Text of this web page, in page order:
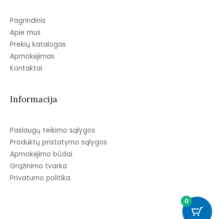
Pagrindinis
Apie mus
Prekių katalogas
Apmokėjimas
Kontaktai
Informacija
Paslaugų teikimo sąlygos
Produktų pristatymo sąlygos
Apmokėjimo būdai
Grąžinimo tvarka
Privatumo politika
0